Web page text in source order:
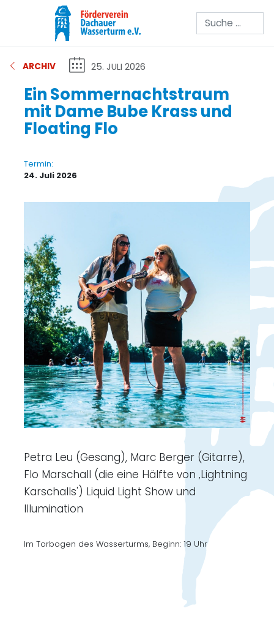
Suchen
ARCHIV 25. JULI 2026
Ein Sommernachtstraum
mit Dame Bube Krass und
Floating Flo
Termin:
24. Juli 2026
Petra Leu (Gesang), Marc Berger (Gitarre),
Flo Marschall (die eine Hälfte von ‚Lightning
Karschalls') Liquid Light Show und
Illumination
Im Torbogen des Wasserturms, Beginn: 19 Uhr